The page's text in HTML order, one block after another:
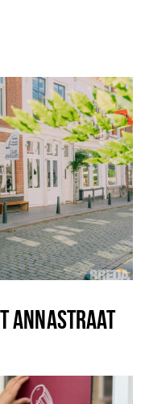
ANNASTRAAT